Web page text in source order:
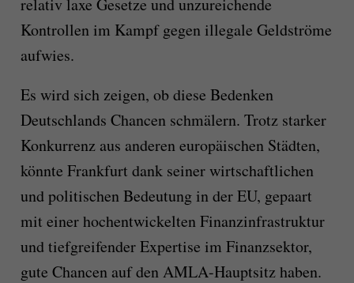
Kontrollen im Kampf gegen illegale Geldströme
aufwies.
Es wird sich zeigen, ob diese Bedenken
Deutschlands Chancen schmälern. Trotz starker
Konkurrenz aus anderen europäischen Städten,
könnte Frankfurt dank seiner wirtschaftlichen
und politischen Bedeutung in der EU, gepaart
mit einer hochentwickelten Finanzinfrastruktur
und tiefgreifender Expertise im Finanzsektor,
gute Chancen auf den AMLA-Hauptsitz haben.